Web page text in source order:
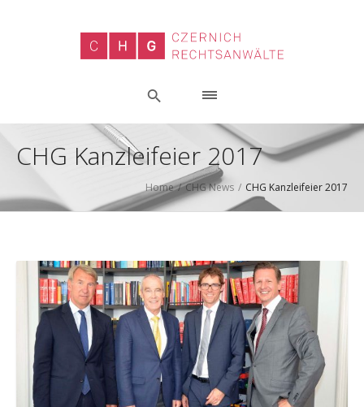
CHG Kanzleifeier 2017
Home /CHG News / CHG Kanzleifeier 2017